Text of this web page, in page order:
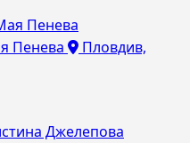
Пенева
Пловдив,